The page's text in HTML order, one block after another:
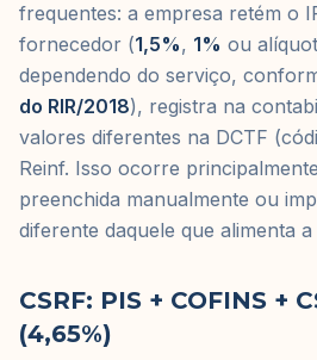
frequentes: a empresa retém o
fornecedor (1,5%, 1% ou
dependendo do serviço,
do RIR/2018), registra na
valores diferentes na DCTF
Reinf. Isso ocorre
preenchida manualmente ou
diferente daquele que alimenta a
CSRF: PIS + COFINS +
(4,65%)